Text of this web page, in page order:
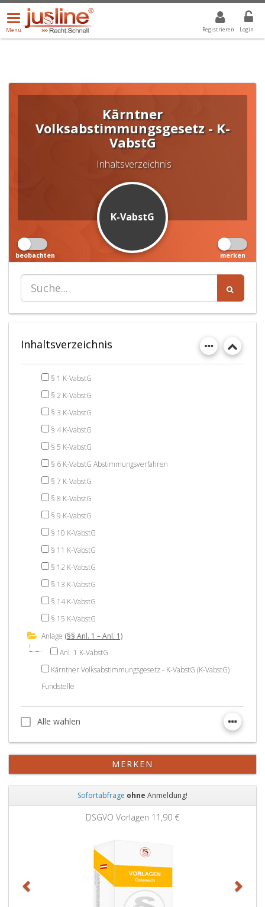
Registrieren Login
Menü
öffnen/schließen
Menü
ALLE DROPDOWN: GEWÄHLTER WERT IST ALLE
Kärntner
Volksabstimmungsgesetz - K-
VabstG
Inhaltsverzeichnis
K-VabstG
beobachten merken
Inhaltsverzeichnis
§ 1 K-VabstG
§ 2 K-VabstG
§ 3 K-VabstG
§ 4 K-VabstG
§ 5 K-VabstG
§ 6 K-VabstG Abstimmungsverfahren
§ 7 K-VabstG
§ 8 K-VabstG
§ 9 K-VabstG
§ 10 K-VabstG
§ 11 K-VabstG
§ 12 K-VabstG
§ 13 K-VabstG
§ 14 K-VabstG
§ 15 K-VabstG
Anlage (§§ Anl. 1 – Anl. 1)
Anl. 1 K-VabstG
Kärntner Volksabstimmungsgesetz - K-VabstG (K-VabstG)
Fundstelle
Alle wählen
Alle wählen
MERKEN
Sofortabfrage ohne Anmeldung!
DSGVO Vorlagen 11,90 €